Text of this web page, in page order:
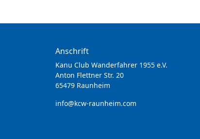
Anschrift
Kanu Club Wanderfahrer 1955 e.V.
Anton Flettner Str. 20
65479 Raunheim
info@kcw-raunheim.com